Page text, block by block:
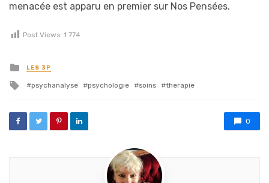
menacée est apparu en premier sur Nos Pensées.
Post Views: 1 774
Posted in
LES 3P
Tagged with
psychanalyse psychologie soins therapie
0